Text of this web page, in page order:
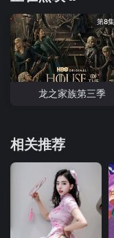
第8
龙之家族第三季
相关推荐